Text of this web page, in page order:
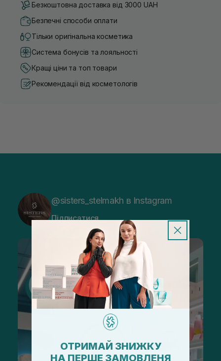
Безкоштовна доставка від 3000 UAH
Безпечні способи оплати
Тільки оригінальна косметика
Система бонусів та лояльності
Кращі ціни та топ товари
Рекомендації від косметологів
@sisters_stelmakh в Instagram
Підписатися
ОТРИМАЙ ЗНИЖКУ
НА ПЕРШЕ ЗАМОВЛЕНЯ